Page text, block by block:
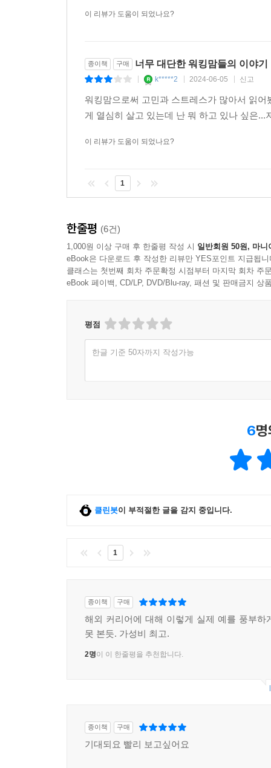
이 리뷰가 도움이 되었나요?
종이책 구매 너무 대단한 워킹맘들의 이야기
k*****2 2024-06-05 신고
워킹맘으로써 고민과 스트레스가 많아서 읽
게 열심히 살고 있는데 난 뭐 하고 있나 싶은
이 리뷰가 도움이 되었나요?
1
한줄평 (6건)
1,000원 이상 구매 후 한줄평 작성 시 일반회원 50원, 마니
eBook은 다운로드 후 작성한 리뷰만 YES포인트 지급됩니
클래스는 첫번째 회차 주문확정 시점부터 마지막 회차 주
eBook 페이백, CD/LP, DVD/Blu-ray, 패션 및 판매금지 상
평점
한글 기준 50자까지 작성가능
6
클린봇이 부적절한 글을 감지 중입니다.
1
종이책 구매
해외 커리어에 대해 이렇게 실제 예를 풍부하
못 본듯. 가성비 최고.
2명이 이 한줄평을 추천합니다.
종이책 구매
기대되요 빨리 보고싶어요